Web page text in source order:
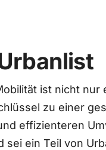
ist nicht nur
zu einer
effizienteren
sei ein Teil von